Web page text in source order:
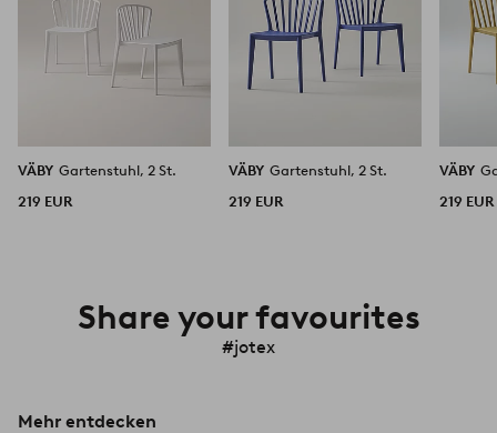
VÄBY Gartenstuhl, 2 St.
219 EUR
VÄBY Gartenstuhl, 2 St.
219 EUR
VÄBY
219 EUR
Share your favourites
#jotex
Mehr entdecken